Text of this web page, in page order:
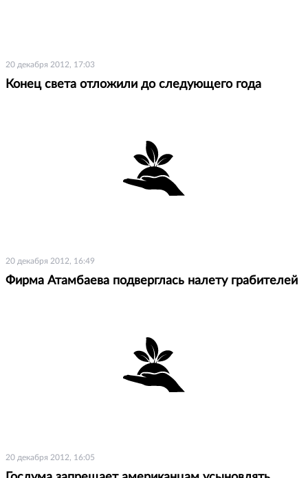
20 декабря 2012, 17:03
Конец света отложили до следующего года
20 декабря 2012, 16:49
Фирма Атамбаева подверглась налету грабителей
20 декабря 2012, 16:05